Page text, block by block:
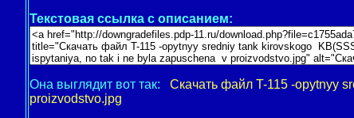
Текстовая ссылка с описанием:
Она выглядит вот так: Скачать файл T-115 -opytnyy
proizvodstvo.jpg